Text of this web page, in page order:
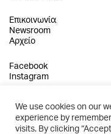
Επικοινωνία
Newsroom
Αρχείο
Facebook
Instagram
2026 © Μουσείο Παύλου
We use cookies on our
experience by
visits. By clicking